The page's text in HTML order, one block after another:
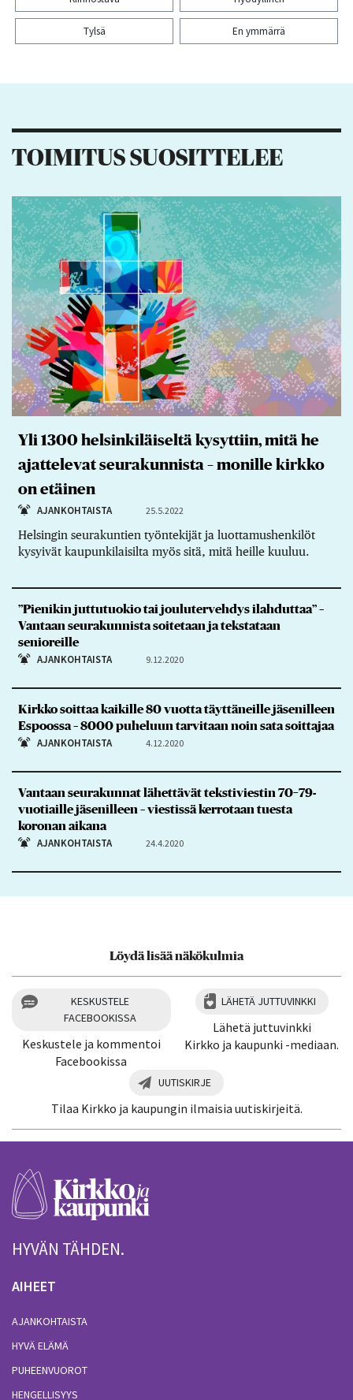
Tylsä En ymmärrä
TOIMITUS SUOSITTELEE
Yli 1300 helsinkiläiseltä kysyttiin, mitä he
ajattelevat seurakunnista – monille kirkko
on etäinen
AJANKOHTAISTA 25.5.2022
Helsingin seurakuntien työntekijät ja luottamushenkilöt
kysyivät kaupunkilaisilta myös sitä, mitä heille kuuluu.
”Pienikin juttutuokio tai joulutervehdys ilahduttaa” –
Vantaan seurakunnista soitetaan ja tekstataan
senioreille
AJANKOHTAISTA 9.12.2020
Kirkko soittaa kaikille 80 vuotta täyttäneille jäsenilleen
Espoossa – 8000 puheluun tarvitaan noin sata soittajaa
AJANKOHTAISTA 4.12.2020
Vantaan seurakunnat lähettävät tekstiviestin 70–79-
vuotiaille jäsenilleen – viestissä kerrotaan tuesta
koronan aikana
AJANKOHTAISTA 24.4.2020
Löydä lisää näkökulmia
KESKUSTELE
FACEBOOKISSA
Keskustele ja kommentoi
Facebookissa
LÄHETÄ JUTTUVINKKI
Lähetä juttuvinkki
Kirkko ja kaupunki -mediaan.
UUTISKIRJE
Tilaa Kirkko ja kaupungin ilmaisia uutiskirjeitä.
HYVÄN TÄHDEN.
AIHEET
AJANKOHTAISTA
HYVÄ ELÄMÄ
PUHEENVUOROT
HENGELLISYYS